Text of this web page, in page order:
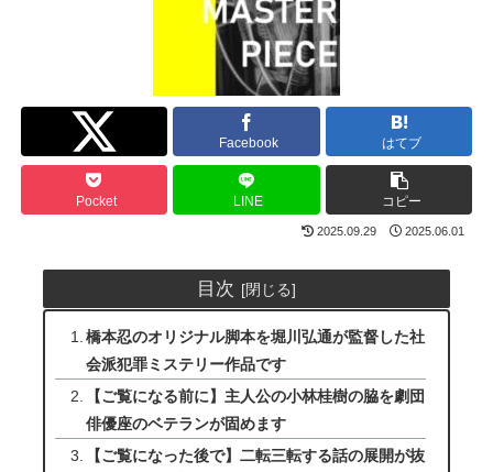
Twitter
Facebook はてブ
Pocket LINE コピー
2025.09.29 2025.06.01
目次
橋本忍のオリジナル脚本を堀川弘通が監督した社
会派犯罪ミステリー作品です
【ご覧になる前に】主人公の小林桂樹の脇を劇団
俳優座のベテランが固めます
【ご覧になった後で】二転三転する話の展開が抜